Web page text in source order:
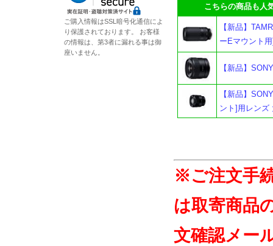
こちらの商品も人気
【新品】
ーEマウント
【新品】
【新品】
ント]用レンズ
※ご注文手
は取寄商品
文確認メー
ご購入情報はSSL暗号化通信によ
り保護されております。 お客様
の情報は、第3者に漏れる事は御
座いません。